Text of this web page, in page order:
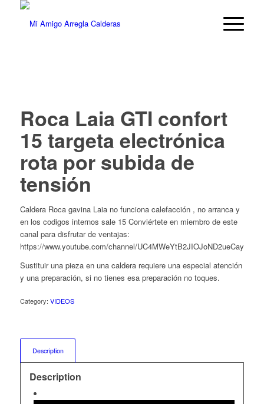
Roca Laia GTI confort
15 targeta electrónica
rota por subida de
tensión
Caldera Roca gavina Laia no funciona calefacción , no arranca y
en los codigos internos sale 15 Conviértete en miembro de este
canal para disfrutar de ventajas:
https://www.youtube.com/channel/UC4MWeYtB2JIOJoND2ueCayQ/join
Sustituir una pieza en una caldera requiere una especial atención
y una preparación, si no tienes esa preparación no toques.
Category: VIDEOS
Description
Description